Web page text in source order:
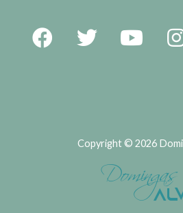
Copyright © 2026